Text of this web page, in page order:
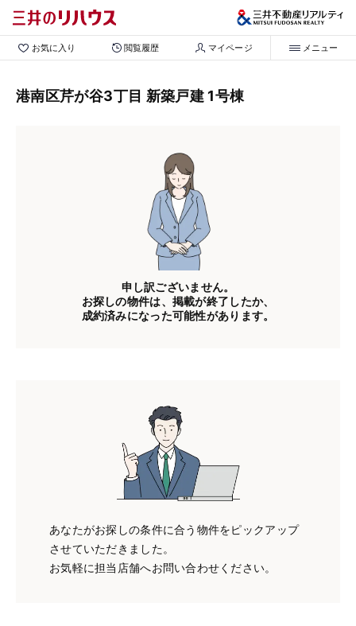
お気に入り 閲覧履歴 マイページ メニュー
港南区芹が谷3丁目 新築戸建 1号棟
申し訳ございません。
お探しの物件は、掲載が終了したか、
成約済みになった可能性があります。
あなたがお探しの条件に合う物件をピックアップ
させていただきました。
お気軽に担当店舗へお問い合わせください。